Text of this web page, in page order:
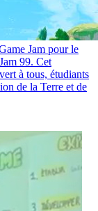
Jam pour le
99. Cet
à tous, étudiants
de la Terre et de